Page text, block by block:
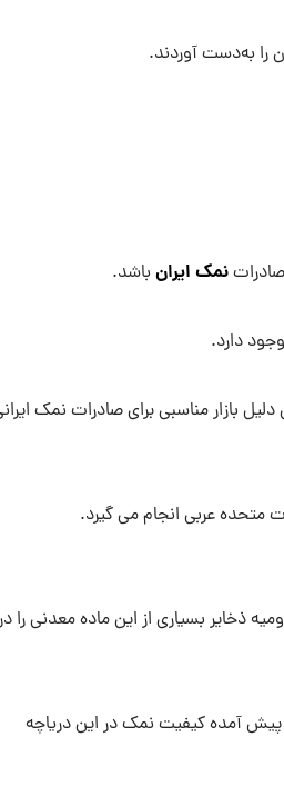
را به‌دست آوردند.
نمک ایران باشد.
دارد.
بازار مناسبی برای صادرات نمک
متحده عربی انجام می گیرد.
ذخایر بسیاری از این ماده معدنی را
پیش آمده کیفیت نمک در این دریاچه